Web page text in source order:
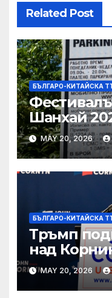
Related Post
БЪЛГАРО-КИТАЙСКА
Шанхай
MAY 20, 2026
БЪЛГАРО-КИТАЙСКА
Тръмп
над
Тексас в
подкрепа
MAY 20, 2026